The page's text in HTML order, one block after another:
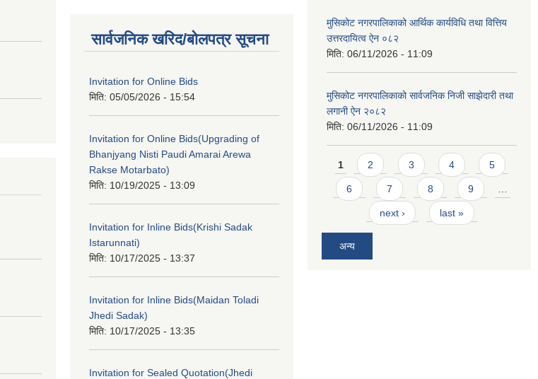
सार्वजनिक खरिद/बोलपत्र सूचना
Invitation for Online Bids
मिति: 05/05/2026 - 15:54
Invitation for Online Bids(Upgrading of
Bhanjyang Nisti Paudi Amarai Arewa
Rakse Motarbato)
मिति: 10/19/2025 - 13:09
Invitation for Inline Bids(Krishi Sadak
Istarunnati)
मिति: 10/17/2025 - 13:37
Invitation for Inline Bids(Maidan Toladi
Jhedi Sadak)
मिति: 10/17/2025 - 13:35
Invitation for Sealed Quotation(Jhedi
मुसिकोट नगरपालिकाको आर्थिक कार्यविधि तथा वित्तिय
उत्तरदायित्व ऐन ०८२
मिति: 06/11/2026 - 11:09
मुसिकोट नगरपालिकाको सार्वजनिक निजी साझेदारी तथा
लगानी ऐन २०८२
मिति: 06/11/2026 - 11:09
Pages
1 2 3 4 5
6 7 8 9 …
next › last »
अन्य